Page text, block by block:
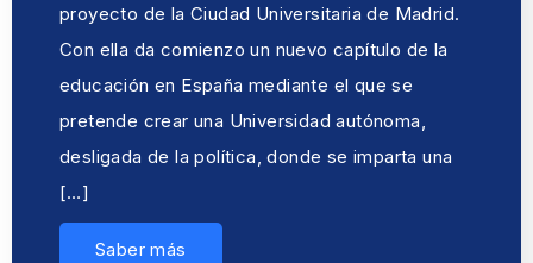
proyecto de la Ciudad Universitaria de Madrid.
Con ella da comienzo un nuevo capítulo de la
educación en España mediante el que se
pretende crear una Universidad autónoma,
desligada de la política, donde se imparta una
[…]
Saber más